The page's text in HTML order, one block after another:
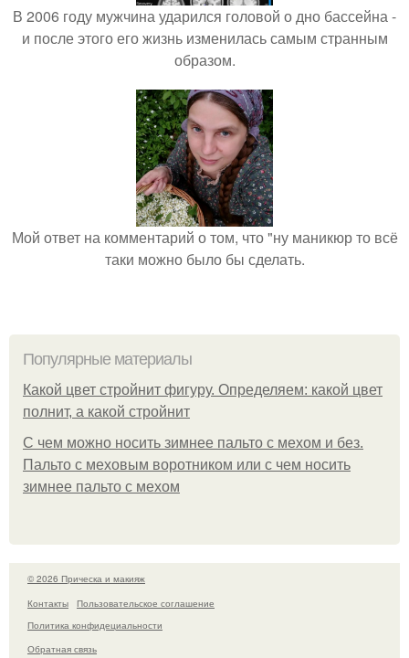
В 2006 году мужчина ударился головой о дно бассейна -
и после этого его жизнь изменилась самым странным
образом.
Мой ответ на комментарий о том, что "ну маникюр то всё
таки можно было бы сделать.
Популярные материалы
Какой цвет стройнит фигуру. Определяем: какой цвет
полнит, а какой стройнит
C чем можно носить зимнее пальто с мехом и без.
Пальто с меховым воротником или с чем носить
зимнее пальто с мехом
© 2026 Прическа и макияж
Контакты
Пользовательское соглашение
Политика конфидециальности
Обратная связь